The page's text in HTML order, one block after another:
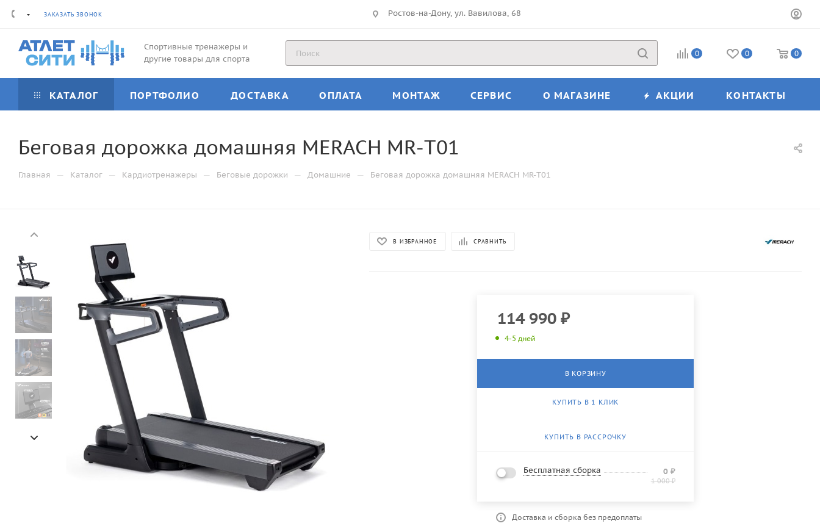
ЗАКАЗАТЬ ЗВОНОК Ростов-на-Дону, ул. Вавилова, 68
Спортивные тренажеры и
другие товары для спорта
0 0 0
КАТАЛОГ ПОРТФОЛИО ДОСТАВКА ОПЛАТА МОНТАЖ СЕРВИС О МАГАЗИНЕ АКЦИИ КОНТАКТЫ
Беговая дорожка домашняя MERACH MR-T01
Главная — Каталог — Кардиотренажеры — Беговые дорожки — Домашние — Беговая дорожка домашняя MERACH MR-T01
В ИЗБРАННОЕ СРАВНИТЬ
114 990 ₽
4-5 дней
В КОРЗИНУ
КУПИТЬ В 1 КЛИК
КУПИТЬ В РАССРОЧКУ
Бесплатная сборка 0₽
1 000₽
Доставка и сборка без предоплаты